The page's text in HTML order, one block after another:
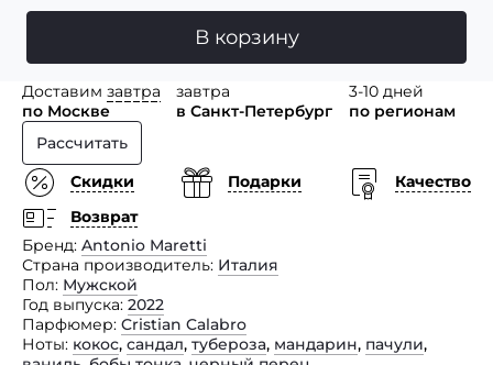
В корзину
Доставим завтра
по Москве
завтра
в Санкт-Петербург
3-10 дней
по регионам
Рассчитать
Скидки
Подарки
Качество
Возврат
Бренд Antonio Maretti
Страна производитель Италия
Пол Мужской
Год выпуска 2022
Парфюмер Cristian Calabro
Ноты кокос, сандал, тубероза, мандарин, пачули,